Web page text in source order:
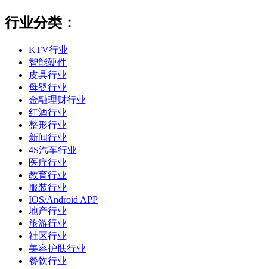
行业分类：
KTV行业
智能硬件
皮具行业
母婴行业
金融理财行业
红酒行业
整形行业
新闻行业
4S汽车行业
医疗行业
教育行业
服装行业
IOS/Android APP
地产行业
旅游行业
社区行业
美容护肤行业
餐饮行业